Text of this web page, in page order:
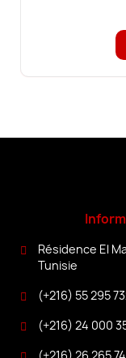
Résidence El
Tunisie
(+216) 55 295
(+216) 24 000